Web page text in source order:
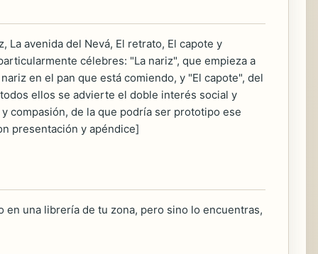
avenida del Nevá, El retrato, El capote y
célebres: "La nariz", que empieza a
en el pan que está comiendo, y "El capote", del
ellos se advierte el doble interés social y
compasión, de la que podría ser prototipo ese
presentación y apéndice]
una librería de tu zona, pero sino lo encuentras,